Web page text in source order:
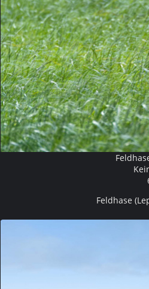
Feldhase